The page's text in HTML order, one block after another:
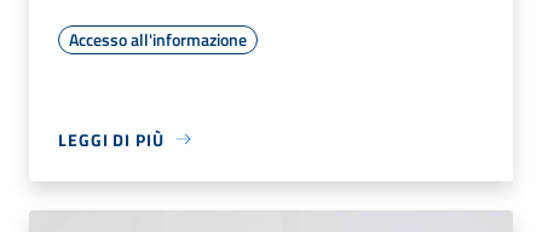
Accesso all'informazione
LEGGI DI PIÙ